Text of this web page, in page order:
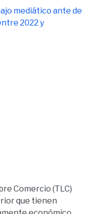
mediático ante de
2022 y
Comercio (TLC)
que tienen